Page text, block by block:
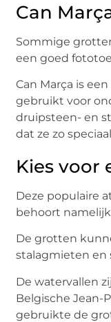
Can
Sommige
een goed
Can Marça is
gebruikt voor
druipsteen- en
dat ze zo
Kies voor
Deze populaire
behoort
De grotten
stalagmieten en
De watervallen
Belgische Jean-
gebruikte de